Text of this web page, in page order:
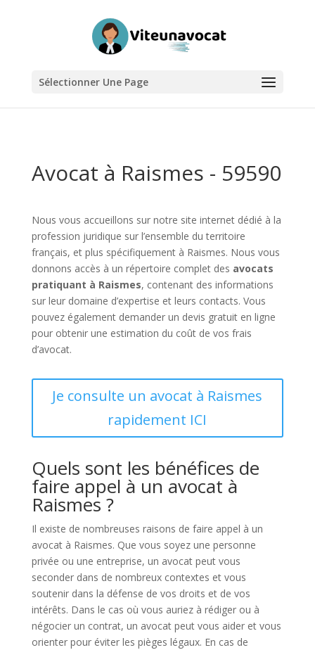
Sélectionner Une Page
Avocat à Raismes - 59590
Nous vous accueillons sur notre site internet dédié à la
profession juridique sur l’ensemble du territoire
français, et plus spécifiquement à Raismes. Nous vous
donnons accès à un répertoire complet des avocats
pratiquant à Raismes, contenant des informations
sur leur domaine d’expertise et leurs contacts. Vous
pouvez également demander un devis gratuit en ligne
pour obtenir une estimation du coût de vos frais
d’avocat.
Je consulte un avocat à Raismes
rapidement ICI
Quels sont les bénéfices de
faire appel à un avocat à
Raismes ?
Il existe de nombreuses raisons de faire appel à un
avocat à Raismes. Que vous soyez une personne
privée ou une entreprise, un avocat peut vous
seconder dans de nombreux contextes et vous
soutenir dans la défense de vos droits et de vos
intérêts. Dans le cas où vous auriez à rédiger ou à
négocier un contrat, un avocat peut vous aider et vous
orienter pour éviter les pièges légaux. En cas de